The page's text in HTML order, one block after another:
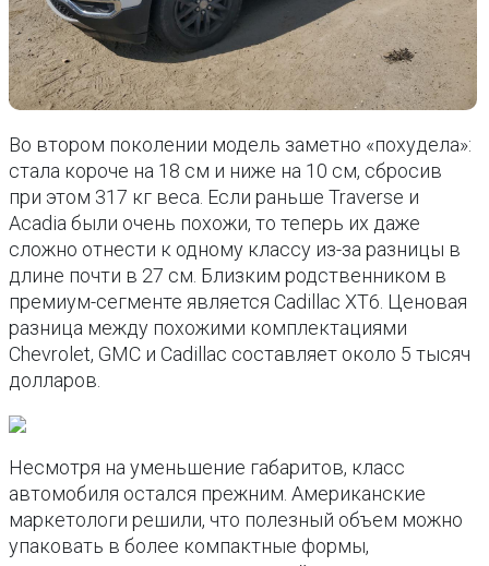
Во втором поколении модель заметно «похудела»:
стала короче на 18 см и ниже на 10 см, сбросив
при этом 317 кг веса. Если раньше Traverse и
Acadia были очень похожи, то теперь их даже
сложно отнести к одному классу из-за разницы в
длине почти в 27 см. Близким родственником в
премиум-сегменте является Cadillac XT6. Ценовая
разница между похожими комплектациями
Chevrolet, GMC и Cadillac составляет около 5 тысяч
долларов.
Несмотря на уменьшение габаритов, класс
автомобиля остался прежним. Американские
маркетологи решили, что полезный объем можно
упаковать в более компактные формы,